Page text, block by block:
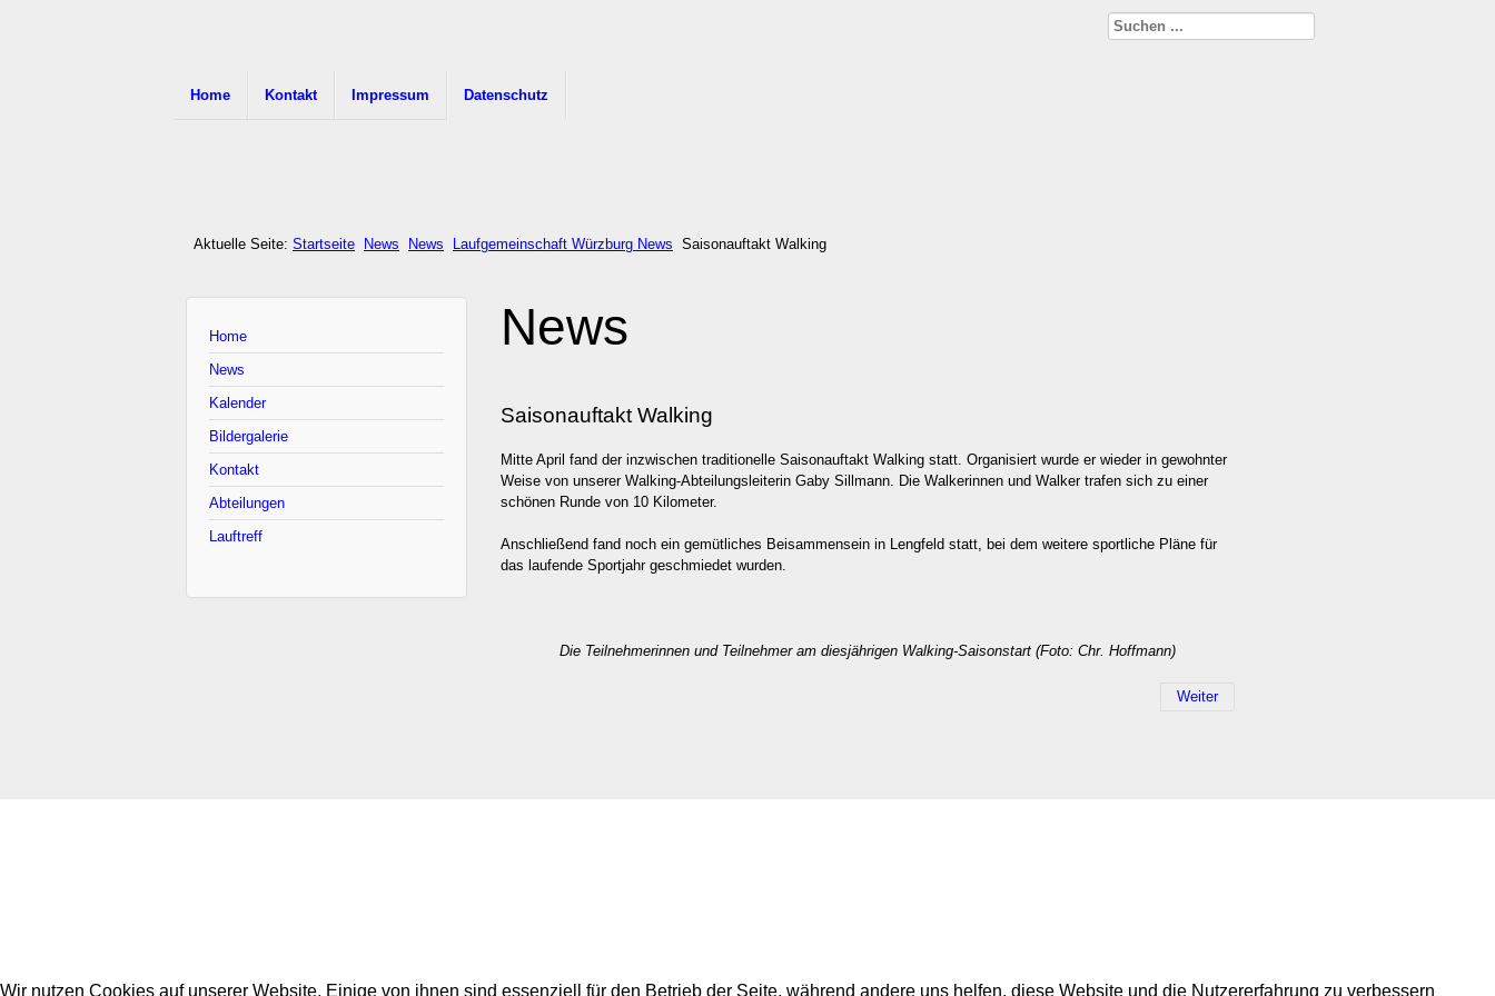
Home Kontakt Impressum Datenschutz
Aktuelle Seite: Startseite News News Laufgemeinschaft Würzburg News Saisonauftakt Walking
Home
News
Kalender
Bildergalerie
Kontakt
Abteilungen
Lauftreff
News
Saisonauftakt Walking
Mitte April fand der inzwischen traditionelle Saisonauftakt Walking statt. Organisiert wurde er wieder in gewohnter
Weise von unserer Walking-Abteilungsleiterin Gaby Sillmann. Die Walkerinnen und Walker trafen sich zu einer
schönen Runde von 10 Kilometer.
Anschließend fand noch ein gemütliches Beisammensein in Lengfeld statt, bei dem weitere sportliche Pläne für
das laufende Sportjahr geschmiedet wurden.
Die Teilnehmerinnen und Teilnehmer am diesjährigen Walking-Saisonstart (Foto: Chr. Hoffmann)
Weiter
Wir nutzen Cookies auf unserer Website. Einige von ihnen sind essenziell für den Betrieb der Seite, während andere uns helfen, diese Website und die Nutzererfahrung zu verbessern